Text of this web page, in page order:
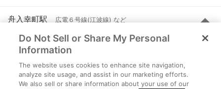
舟入幸町駅 広電６号線(江波線) など
広島市中区舟入幸町
このページの店舗から 1.7 km
ルート
を見る
古江駅 広電２号線(宮島線)
広島市西区古江東町９７７-６
Do Not Sell or Share My Personal
Information
The website uses cookies to enhance site navigation,
analyze site usage, and assist in our marketing efforts.
We also sell or share information about your use of our